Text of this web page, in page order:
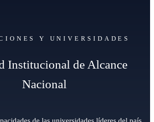
Y UNIVERSIDADES
Institucional de Alcance
Nacional